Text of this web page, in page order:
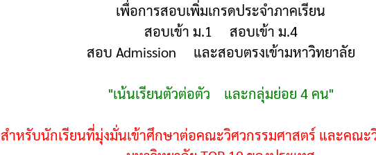
เพื่อการสอบเพิ่มเกรดประจำภาคเรียน
สอบเข้า ม.1 สอบเข้า ม.4
สอบ Admission และสอบตรงเข้ามหาวิทยาลัย
"เน้นเรียนตัวต่อตัว และกลุ่มย่อย 4 คน"
สำหรับนักเรียนที่มุ่งมั่นเข้าศึกษาต่อคณะวิศวกรรมศาสตร์ และคณะ